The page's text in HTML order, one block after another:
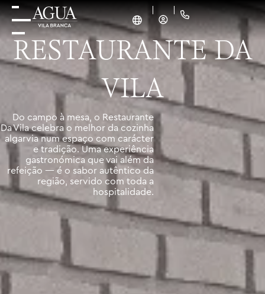
RESTAURANTE DA
VILA
Do campo à mesa, o Restaurante
Da Vila celebra o melhor da cozinha
algarvia num espaço com carácter
e tradição. Uma experiência
gastronómica que vai além da
refeição — é o sabor autêntico da
região, servido com toda a
hospitalidade.